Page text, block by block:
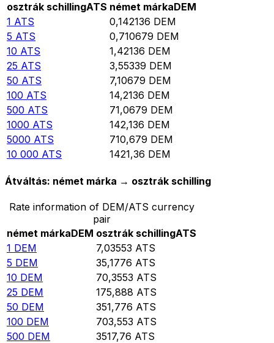
osztrák schillingATS német márkaDEM
1 ATS 0,142136 DEM
5 ATS 0,710679 DEM
10 ATS 1,42136 DEM
25 ATS 3,55339 DEM
50 ATS 7,10679 DEM
100 ATS 14,2136 DEM
500 ATS 71,0679 DEM
1000 ATS 142,136 DEM
5000 ATS 710,679 DEM
10 000 ATS 1421,36 DEM
Átváltás: német márka → osztrák schilling
Rate information of DEM/ATS currency
pair
német márkaDEM osztrák schillingATS
1 DEM 7,03553 ATS
5 DEM 35,1776 ATS
10 DEM 70,3553 ATS
25 DEM 175,888 ATS
50 DEM 351,776 ATS
100 DEM 703,553 ATS
500 DEM 3517,76 ATS